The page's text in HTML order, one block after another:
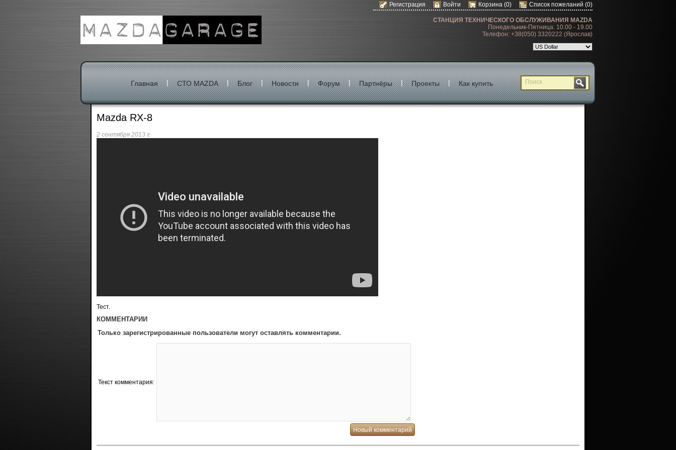
Регистрация Войти Корзина (0) Список пожеланий (0)
СТАНЦИЯ ТЕХНИЧЕСКОГО ОБСЛУЖИВАНИЯ MAZDA
Понедельник-Пятница: 10.00 - 19.00
Телефон: +38(050) 3320222 (Ярослав)
Главная | СТО MAZDA | Блог | Новости | Форум | Партнёры | Проекты | Как купить
Mazda RX-8
2 сентября 2013 г.
Тест.
КОММЕНТАРИИ
Только зарегистрированные пользователи могут оставлять комментарии.
Текст комментария: